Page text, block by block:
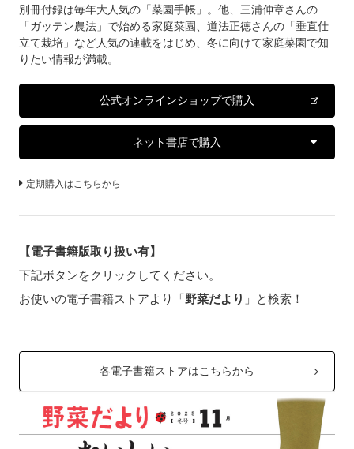
別冊付録は毎年大人気の「菜園手帳」。他、三浦伸章さんの
「ガッテン農法」で始める家庭菜園、道法正徳さんの「垂直仕
立て栽培」など人気の連載をはじめ、冬に向けて家庭菜園で知
りたい情報が満載。
公式オンラインショップで購入
ネット書店で購入
定期購入はこちらから
【電子書籍版取り扱い有】
下記ボタンをクリックしてください。
お使いの電子書籍ストアより「野菜だより 」と検索！
各電子書籍ストアはこちらから